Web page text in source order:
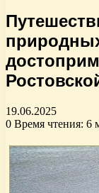
19.06.2025
0 Время чтения: 6